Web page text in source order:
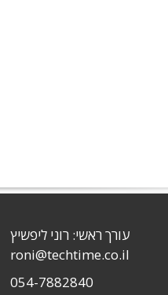
עורך ראשי: רוני ליפשיץ
roni@techtime.co.il
054-7882840